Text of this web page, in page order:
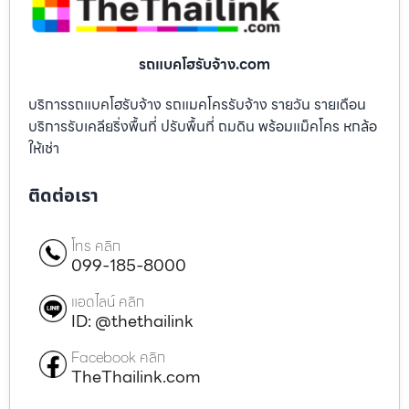
รถแบคโฮรับจ้าง.com
บริการรถแบคโฮรับจ้าง รถแมคโครรับจ้าง รายวัน รายเดือน
บริการรับเคลียริ่งพื้นที่ ปรับพื้นที่ ถมดิน พร้อมแม็คโคร หกล้อ
ให้เช่า
ติดต่อเรา
โทร คลิก
099-185-8000
แอดไลน์ คลิก
ID: @thethailink
Facebook คลิก
TheThailink.com